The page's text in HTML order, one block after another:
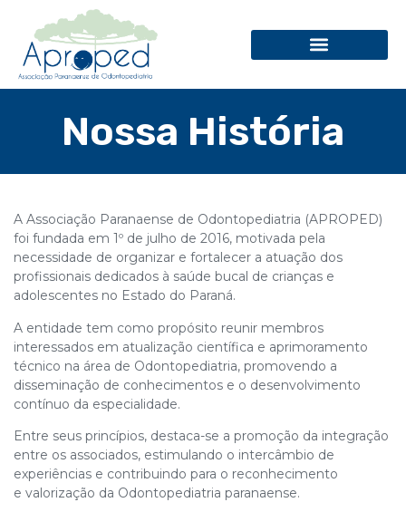
Nossa História
A Associação Paranaense de Odontopediatria (APROPED)
foi fundada em 1º de julho de 2016, motivada pela
necessidade de organizar e fortalecer a atuação dos
profissionais dedicados à saúde bucal de crianças e
adolescentes no Estado do Paraná.
A entidade tem como propósito reunir membros
interessados em atualização científica e aprimoramento
técnico na área de Odontopediatria, promovendo a
disseminação de conhecimentos e o desenvolvimento
contínuo da especialidade.
Entre seus princípios, destaca-se a promoção da integração
entre os associados, estimulando o intercâmbio de
experiências e contribuindo para o reconhecimento
e valorização da Odontopediatria paranaense.